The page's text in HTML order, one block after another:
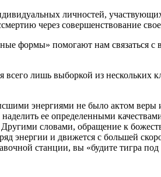
личностей,
через совершенствование
формы» помогают нам
всего лишь выборкой из
энергиями не было актом
наделить ее определенными
словами, обращение к
энергии и движется с большей
станции, вы «будите тигра